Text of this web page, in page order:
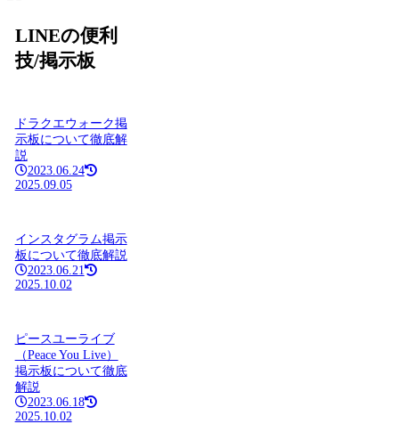
LINEの便利
技/掲示板
ドラクエウォーク掲
示板について徹底解
説
2023.06.24
2025.09.05
インスタグラム掲示
板について徹底解説
2023.06.21
2025.10.02
ピースユーライブ
（Peace You Live）
掲示板について徹底
解説
2023.06.18
2025.10.02